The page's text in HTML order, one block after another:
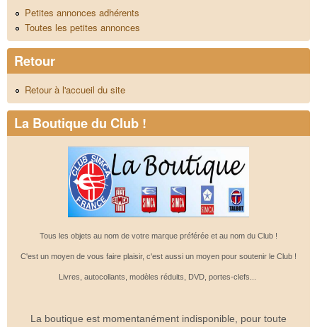
Petites annonces adhérents
Toutes les petites annonces
Retour
Retour à l'accueil du site
La Boutique du Club !
Tous les objets au nom de votre marque préférée et au nom du Club !
C'est un moyen de vous faire plaisir, c'est aussi un moyen pour soutenir le Club !
Livres, autocollants, modèles réduits, DVD, portes-clefs...
La boutique est momentanément indisponible, pour toute